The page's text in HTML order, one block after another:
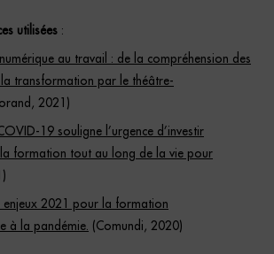
utilisées :
au travail : de la compréhension des
la transformation par le théâtre-
2021)
19 souligne l’urgence d’investir
la formation tout au long de la vie pour
enjeux 2021 pour la formation
à la pandémie.
(Comundi, 2020)